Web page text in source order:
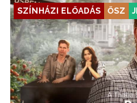
SZÍNHÁZI ELŐADÁS ŐSZ